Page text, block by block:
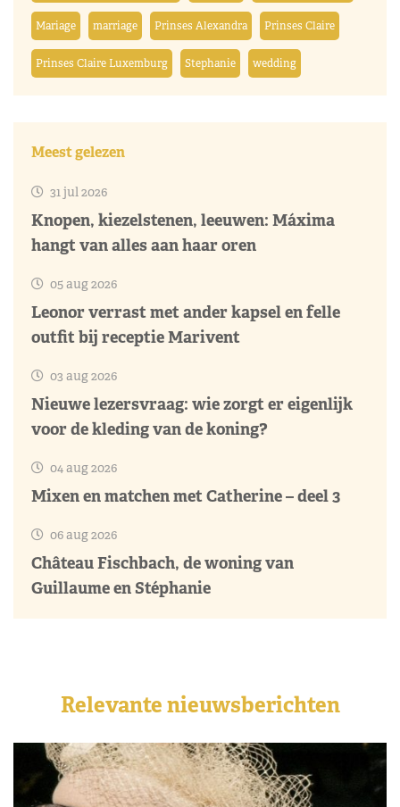
Mariage marriage Prinses Alexandra Prinses Claire
Prinses Claire Luxemburg Stephanie wedding
Meest gelezen
31 jul 2026
Knopen, kiezelstenen, leeuwen: Máxima
hangt van alles aan haar oren
05 aug 2026
Leonor verrast met ander kapsel en felle
outfit bij receptie Marivent
03 aug 2026
Nieuwe lezersvraag: wie zorgt er eigenlijk
voor de kleding van de koning?
04 aug 2026
Mixen en matchen met Catherine – deel 3
06 aug 2026
Château Fischbach, de woning van
Guillaume en Stéphanie
Relevante nieuwsberichten